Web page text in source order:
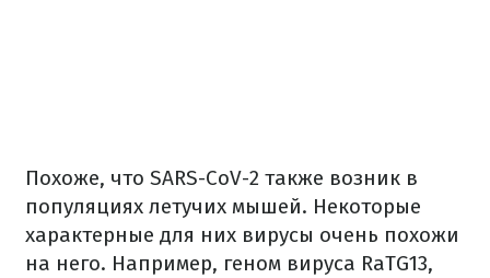
Похоже, что SARS-CoV-2 также возник в
популяциях летучих мышей. Некоторые
характерные для них вирусы очень похожи
на него. Например, геном вируса RaTG13,